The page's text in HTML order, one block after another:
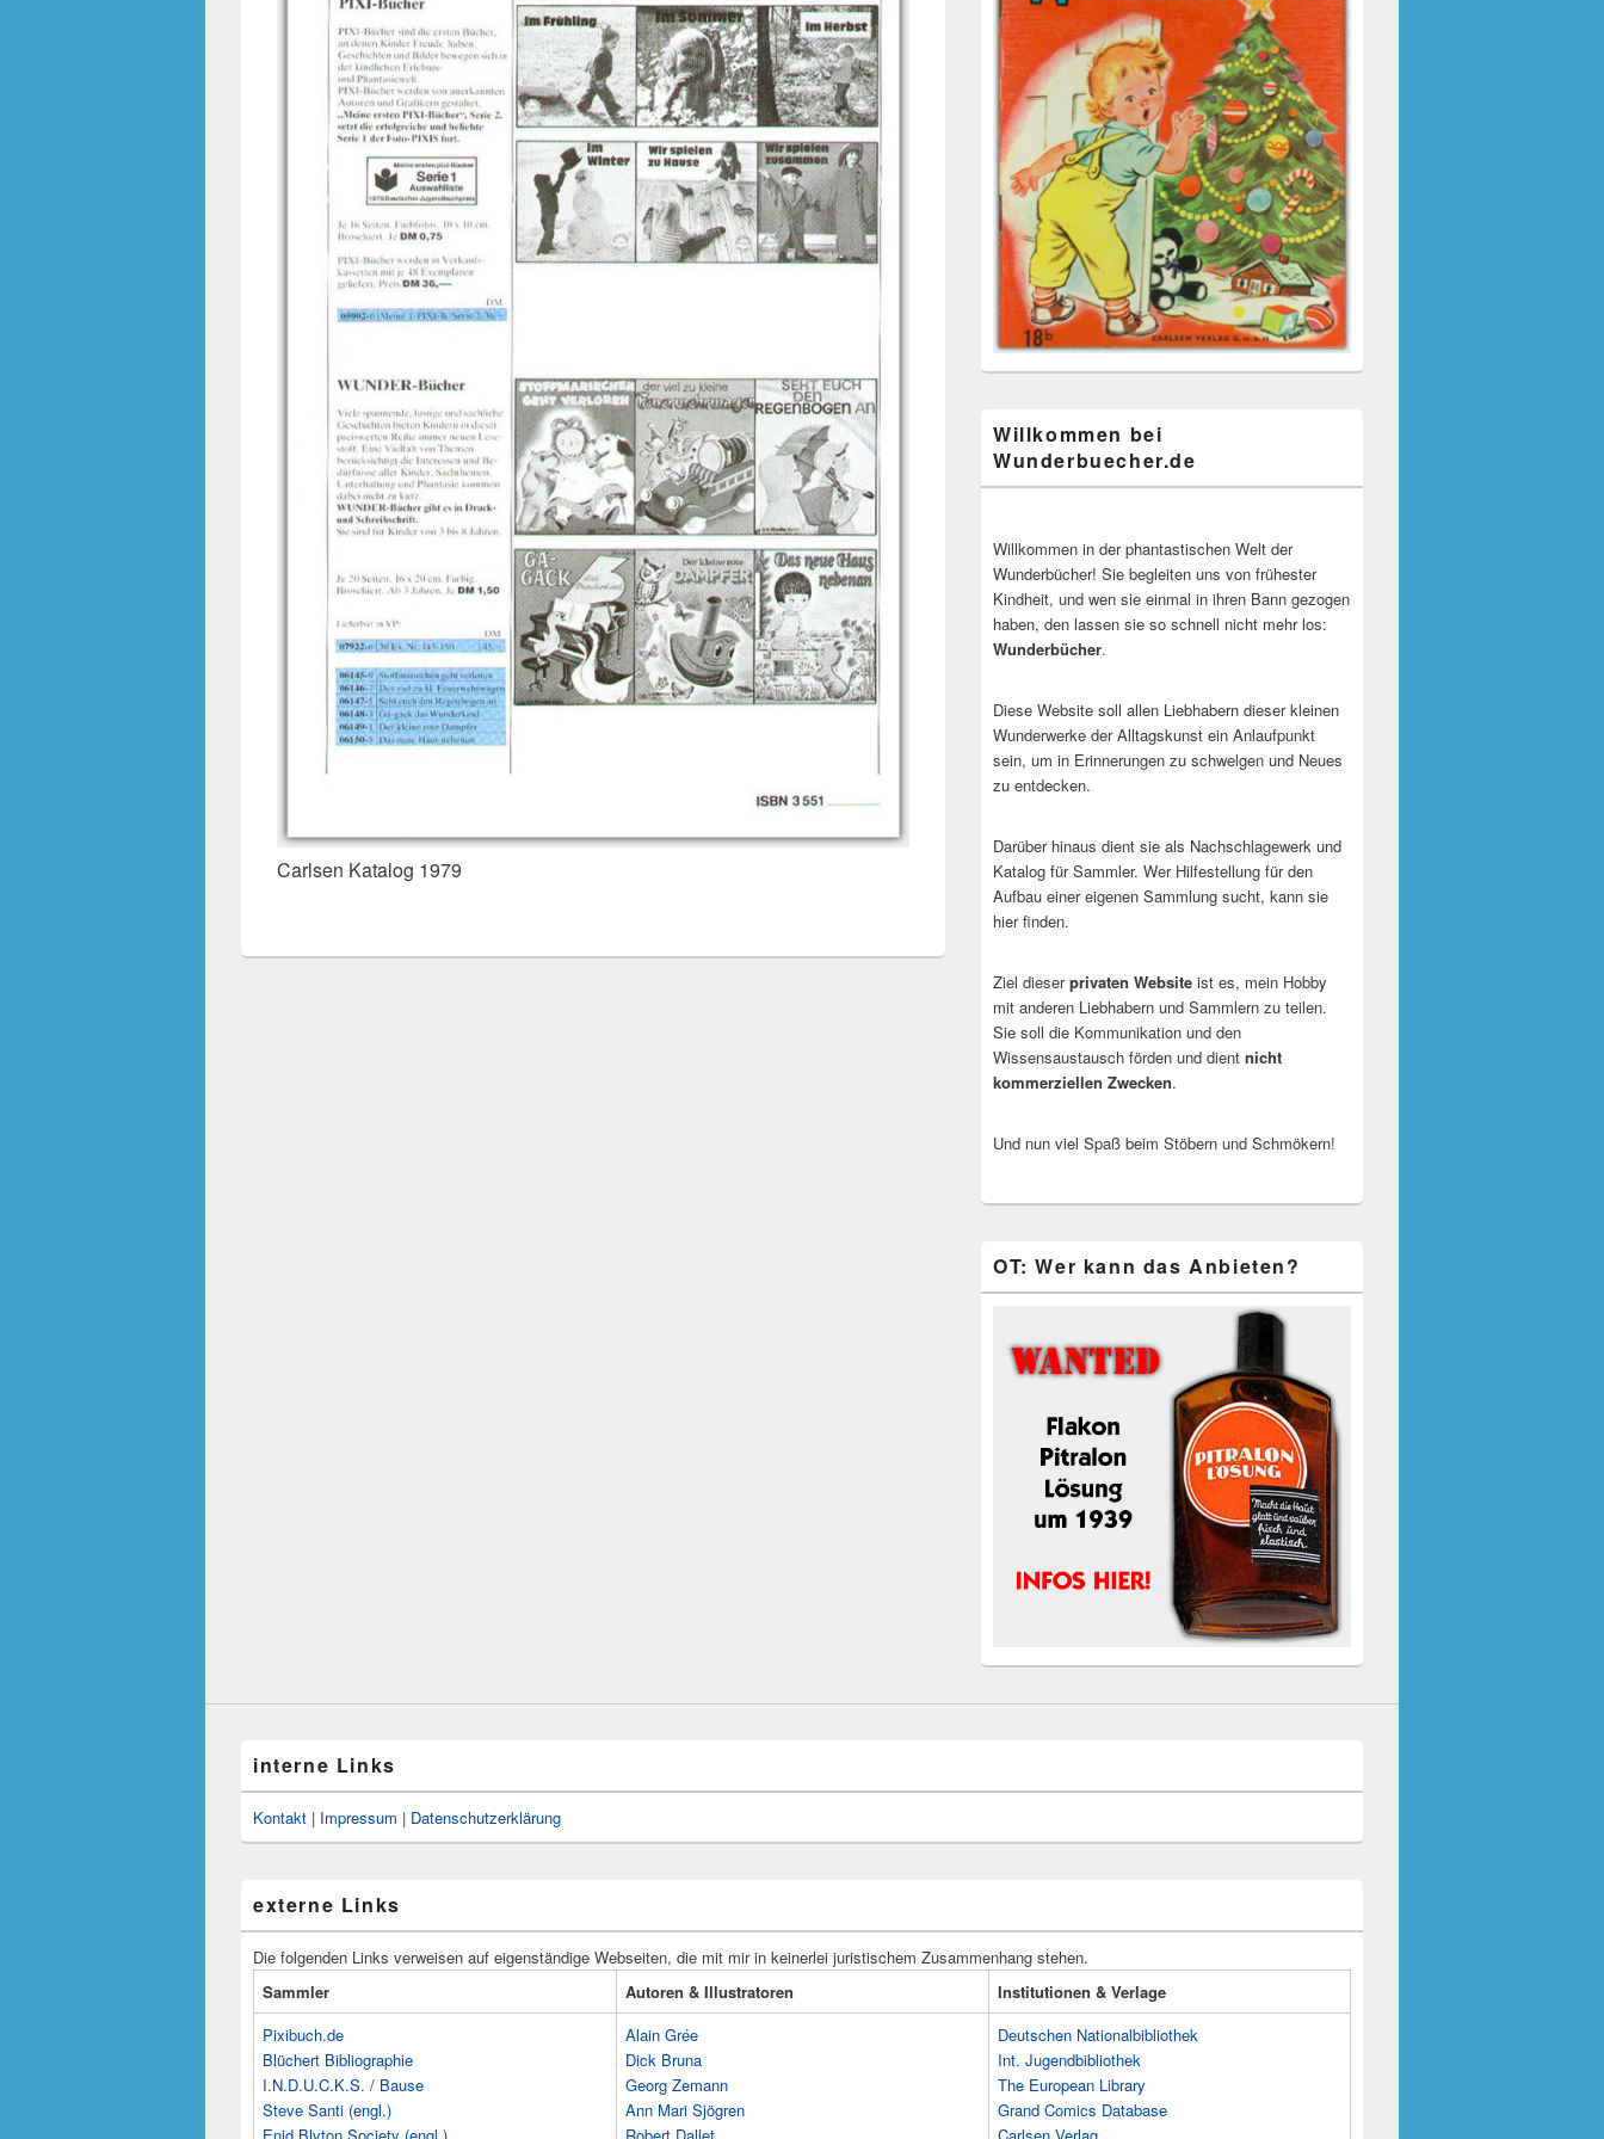
Carlsen Katalog 1979
Willkommen bei
Wunderbuecher.de
Willkommen in der phantastischen Welt der
Wunderbücher! Sie begleiten uns von frühester
Kindheit, und wen sie einmal in ihren Bann gezogen
haben, den lassen sie so schnell nicht mehr los:
Wunderbücher.
Diese Website soll allen Liebhabern dieser kleinen
Wunderwerke der Alltagskunst ein Anlaufpunkt
sein, um in Erinnerungen zu schwelgen und Neues
zu entdecken.
Darüber hinaus dient sie als Nachschlagewerk und
Katalog für Sammler. Wer Hilfestellung für den
Aufbau einer eigenen Sammlung sucht, kann sie
hier finden.
Ziel dieserprivaten Website ist es, mein Hobby
mit anderen Liebhabern und Sammlern zu teilen.
Sie soll die Kommunikation und den
Wissensaustausch förden und dient nicht
kommerziellen Zwecken.
Und nun viel Spaß beim Stöbern und Schmökern!
OT: Wer kann das Anbieten?
interne Links
Kontakt | Impressum | Datenschutzerklärung
externe Links
Die folgenden Links verweisen auf eigenständige Webseiten, die mit mir in keinerlei juristischem Zusammenhang stehen.
Sammler
Autoren & Illustratoren
Institutionen & Verlage
Pixibuch.de
Blüchert Bibliographie
I.N.D.U.C.K.S. / Bause
Steve Santi (engl.)
Alain Grée
Dick Bruna
Georg Zemann
Ann Mari Sjögren
Deutschen Nationalbibliothek
Int. Jugendbibliothek
The European Library
Grand Comics Database